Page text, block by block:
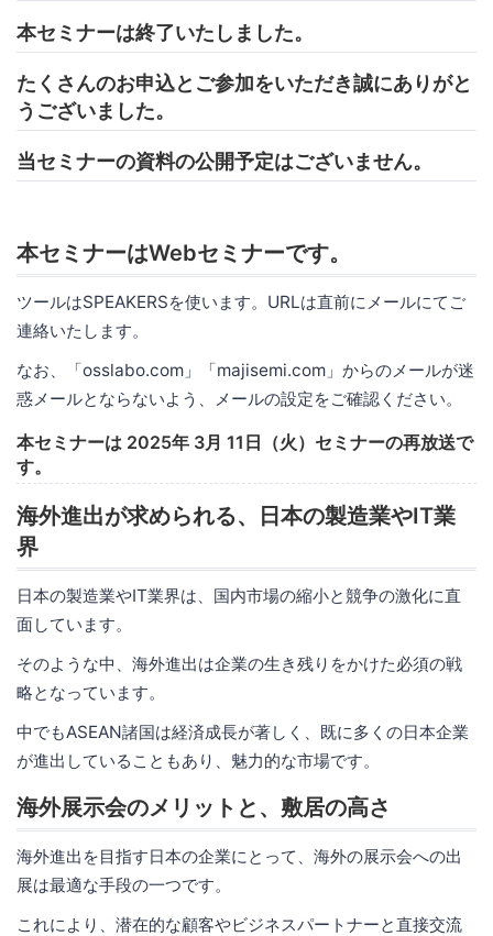
本セミナーは終了いたしました。
たくさんのお申込とご参加をいただき誠にありがと
うございました。
当セミナーの資料の公開予定はございません。
本セミナーはWebセミナーです。
ツールはSPEAKERSを使います。URLは直前にメールにてご
連絡いたします。
なお、「osslabo.com」「majisemi.com」からのメールが迷
惑メールとならないよう、メールの設定をご確認ください。
本セミナーは 2025年 3月 11日（火）セミナーの再放送で
す。
海外進出が求められる、日本の製造業やIT業
界
日本の製造業やIT業界は、国内市場の縮小と競争の激化に直
面しています。
そのような中、海外進出は企業の生き残りをかけた必須の戦
略となっています。
中でもASEAN諸国は経済成長が著しく、既に多くの日本企業
が進出していることもあり、魅力的な市場です。
海外展示会のメリットと、敷居の高さ
海外進出を目指す日本の企業にとって、海外の展示会への出
展は最適な手段の一つです。
これにより、潜在的な顧客やビジネスパートナーと直接交流